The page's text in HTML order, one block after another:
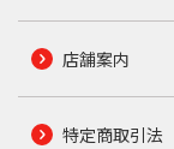
店舗案内
特定商取引法